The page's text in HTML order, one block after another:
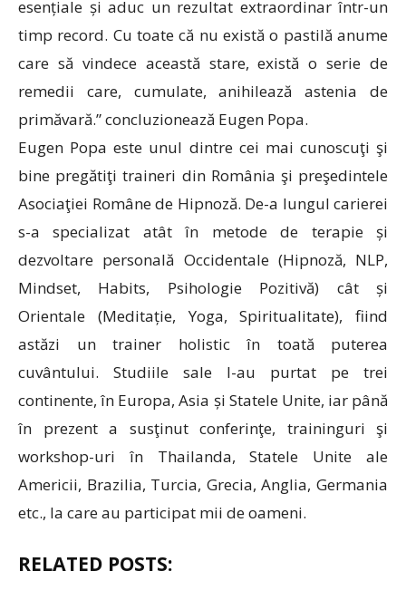
esențiale și aduc un rezultat extraordinar într-un
timp record. Cu toate că nu există o pastilă anume
care să vindece această stare, există o serie de
remedii care, cumulate, anihilează astenia de
primăvară.” concluzionează Eugen Popa.
Eugen Popa este unul dintre cei mai cunoscuţi şi
bine pregătiţi traineri din România şi preşedintele
Asociaţiei Române de Hipnoză. De-a lungul carierei
s-a specializat atât în metode de terapie și
dezvoltare personală Occidentale (Hipnoză, NLP,
Mindset, Habits, Psihologie Pozitivă) cât și
Orientale (Meditație, Yoga, Spiritualitate), fiind
astăzi un trainer holistic în toată puterea
cuvântului. Studiile sale l-au purtat pe trei
continente, în Europa, Asia și Statele Unite, iar până
în prezent a susţinut conferinţe, traininguri şi
workshop-uri în Thailanda, Statele Unite ale
Americii, Brazilia, Turcia, Grecia, Anglia, Germania
etc., la care au participat mii de oameni.
RELATED POSTS: